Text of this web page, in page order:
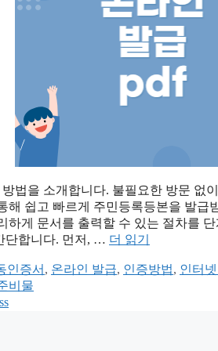
법을 소개합니다. 불필요한 방문 없
해 쉽고 빠르게 주민등록등본을 발
하게 문서를 출력할 수 있는 절차를
단합니다. 먼저, … 더 읽기
인증서 , 온라인 발급, 인증방법, 인터
비물